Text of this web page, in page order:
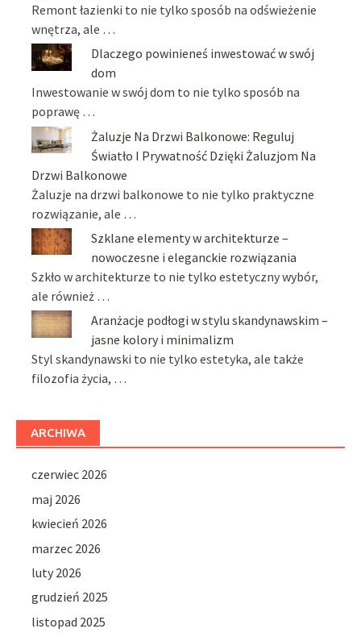
Remont łazienki to nie tylko sposób na odświeżenie
wnętrza, ale …
Dlaczego powinieneś inwestować w swój
dom
Inwestowanie w swój dom to nie tylko sposób na
poprawę …
Żaluzje Na Drzwi Balkonowe: Reguluj
Światło I Prywatność Dzięki Żaluzjom Na
Drzwi Balkonowe
Żaluzje na drzwi balkonowe to nie tylko praktyczne
rozwiązanie, ale …
Szklane elementy w architekturze –
nowoczesne i eleganckie rozwiązania
Szkło w architekturze to nie tylko estetyczny wybór,
ale również …
Aranżacje podłogi w stylu skandynawskim –
jasne kolory i minimalizm
Styl skandynawski to nie tylko estetyka, ale także
filozofia życia, …
ARCHIWA
czerwiec 2026
maj 2026
kwiecień 2026
marzec 2026
luty 2026
grudzień 2025
listopad 2025